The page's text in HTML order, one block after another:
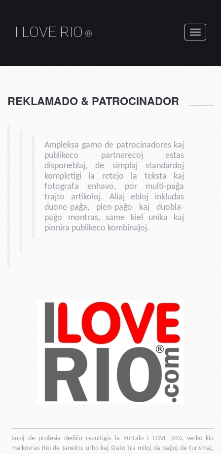
Baskuligi
navigado
I LOVE RIO ®
REKLAMADO & PATROCINADOR
Ampleksa gamo de patrocinadores kaj
publikeco partnerecoj estas
disponeblaj, de simplaj standardoj
kompletigi la retejo la teksta kaj
fotografa enhavo, por multi-paĝa
trajto artikoloj. Aliaj ebloj inkludas
duone-paĝa, plen-paĝo kaj duobla-
paĝo montras, same kiel unika kaj
pionira publikeco kombinaĵoj.
Jaroj de profesia dediĉo rezultigis la Portalo I LOVE RIO, verko kiu
malkovras Rio de Janeiro, urbo kaj ŝtato tra miloj da paĝoj de turismaj,